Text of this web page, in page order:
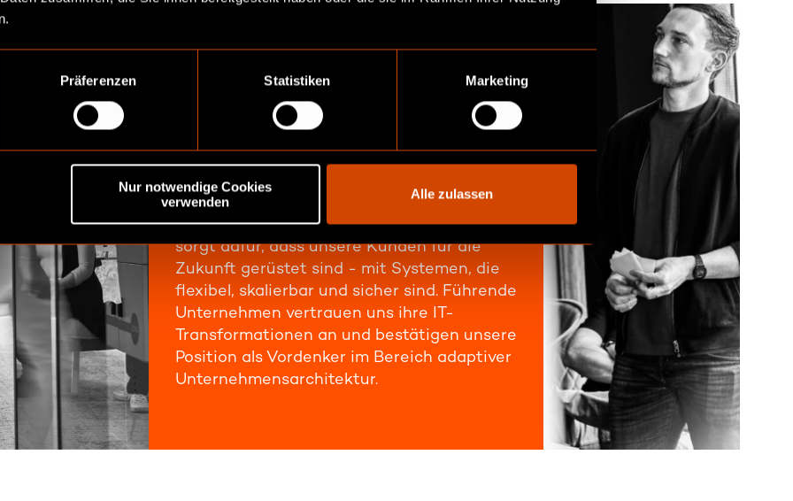
Präferenzen Statistiken Marketing
Nur notwendige Cookies
verwenden
Alle zulassen
WARUM DICONIUM?
Entwicklung robuster und
zukunftsorientierter Frameworks definieren
wir IT-Architektur neu. Unser Fachwissen
sorgt dafür, dass unsere Kunden für die
Zukunft gerüstet sind - mit Systemen, die
flexibel, skalierbar und sicher sind. Führende
Unternehmen vertrauen uns ihre IT-
Transformationen an und bestätigen unsere
Position als Vordenker im Bereich adaptiver
Unternehmensarchitektur.